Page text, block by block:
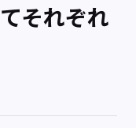
それぞれ